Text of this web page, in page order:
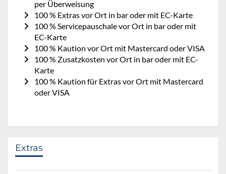
per Überweisung
100 % Extras vor Ort in bar oder mit EC-Karte
100 % Servicepauschale vor Ort in bar oder mit
EC-Karte
100 % Kaution vor Ort mit Mastercard oder VISA
100 % Zusatzkosten vor Ort in bar oder mit EC-
Karte
100 % Kaution für Extras vor Ort mit Mastercard
oder VISA
Extras